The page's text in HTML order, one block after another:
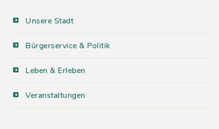
Unsere Stadt
Bürgerservice & Politik
Leben & Erleben
Veranstaltungen